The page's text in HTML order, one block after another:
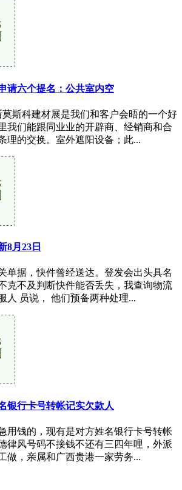
请六个提名：公共室内空
莫斯科建材展是我们和客户会晤的一个好
我们能跟同业业的开辟商、经销商和合
理的交换。室外遮阳设备；此...
8月23日
单据，快件曾经送达。登发会出头具名
克不及判断快件能否丢失，我查询物流
人 员说， 他们预备两种处理...
银行卡号转帐记实欠款人
用钱的，现有是对方姓名银行卡号转帐
律风号码不接钱不还有三四年哩，外派
做，亲属和广西贵港一家劳务...